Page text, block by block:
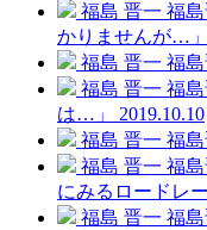
福島 晋一 福
かりませんが…」
福島 晋一 福島
福島 晋一 福
は…」
2019.10.10
福島 晋一 福島
福島 晋一 福
にみるロードレ
福島 晋一 福